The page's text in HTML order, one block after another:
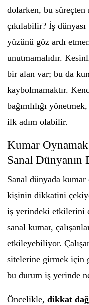
dolarken, bu
çıkılabilir? İş
yüzünü göz ardı
unutmamalıdır.
bir alan var; bu da
kaybolmamaktır.
bağımlılığı
ilk adım olabilir.
Kumar
Sanal Dünyanın
Sanal dünyada
kişinin dikkatini
iş yerindeki etkilerini
sanal kumar,
etkileyebiliyor.
sitelerine girmek için
bu durum iş yerinde
Öncelikle, dikkat